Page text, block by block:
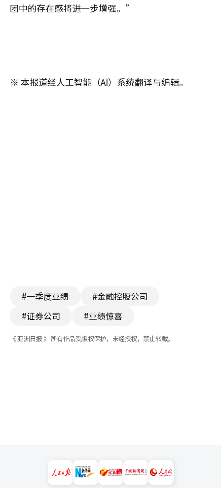
团中的存在感将进一步增强。”
※ 本报道经人工智能（AI）系统翻译与编辑。
#一季度业绩
#金融控股公司
#证券公司
#业绩惊喜
《 亚洲日报 》 所有作品受版权保护，未经授权，禁止转载。